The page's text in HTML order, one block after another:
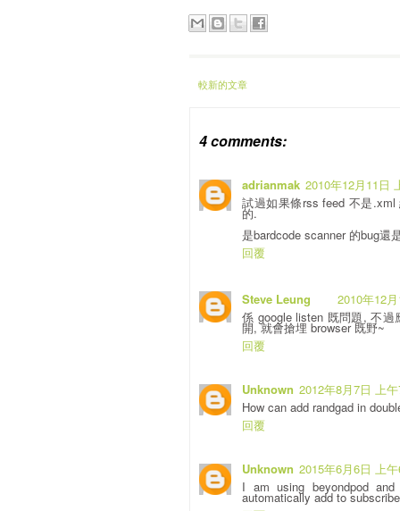
較新的文章
4 comments:
adrianmak 2010年12月11日
試過如果條rss feed 不是.xml
的.
是bardcode scanner 的bug還
回覆
Steve Leung
2010年12
係 google listen 既問題, 不
開, 就會搶埋 browser 既野~
回覆
Unknown 2012年8月7日 上
How can add randgad in
回覆
Unknown 2015年6月6日 上
I am using beyondpod
automatically add to subscribe